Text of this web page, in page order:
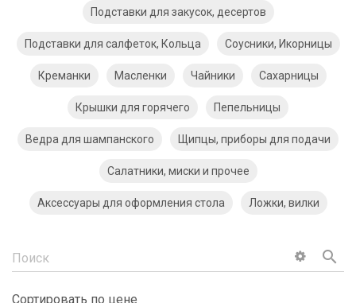
Подставки для закусок, десертов
Подставки для салфеток, Кольца Соусники, Икорницы
Креманки Масленки Чайники Сахарницы
Крышки для горячего Пепельницы
Ведра для шампанского Щипцы, приборы для подачи
Салатники, миски и прочее
Аксессуары для оформления стола Ложки, вилки
search